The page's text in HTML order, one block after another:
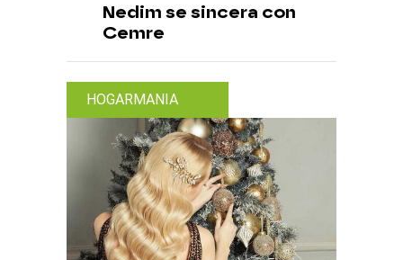
Nedim se sincera con
Cemre
HOGARMANIA